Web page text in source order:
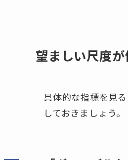
望ましい尺度が
具体的な指標を見
しておきましょう。